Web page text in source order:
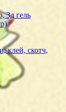
3д гель
клей, скотч,